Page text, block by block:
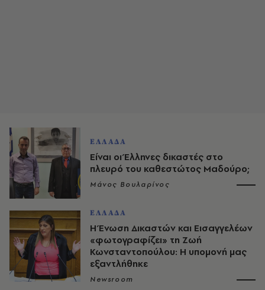
ΕΛΛΑΔΑ
Είναι οι Έλληνες δικαστές στο
πλευρό του καθεστώτος Μαδούρο;
Μάνος Βουλαρίνος
ΕΛΛΑΔΑ
Η Ένωση Δικαστών και Εισαγγελέων
«φωτογραφίζει» τη Ζωή
Κωνσταντοπούλου: Η υπομονή μας
εξαντλήθηκε
Newsroom